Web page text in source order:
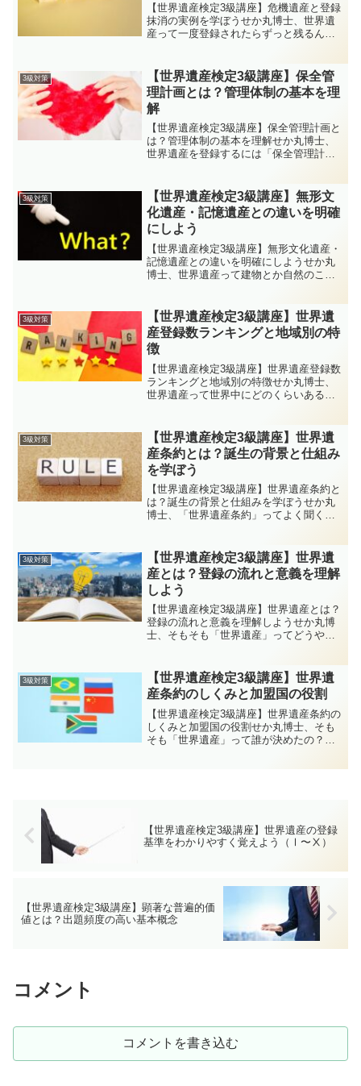
【世界遺産検定3級講座】危機遺産と登録
抹消の実例を学ぼうせか丸博士、世界遺
産って一度登録されたらずっと残るんだ
なこと本当にあるの？イクロム博士ある
んだよ。世界遺産は“登録...
3級対策
【世界遺産検定3級講座】保全管
理計画とは？管理体制の基本を理
解
【世界遺産検定3級講座】保全管理計画と
は？管理体制の基本を理解せか丸博士、
世界遺産を登録するには「保全管理計
ム博士とても良い質問だね。保全管理計
画は、世界遺産を長期的に...
3級対策
【世界遺産検定3級講座】無形文
化遺産・記憶遺産との違いを明確
にしよう
【世界遺産検定3級講座】無形文化遺産・
記憶遺産との違いを明確にしようせか丸
博士、世界遺産って建物とか自然のこと
よ。あれも同じ“世界遺産”なの？イクロム
博士いい質問だね、...
3級対策
【世界遺産検定3級講座】世界遺
産登録数ランキングと地域別の特
徴
【世界遺産検定3級講座】世界遺産登録数
ランキングと地域別の特徴せか丸博士、
世界遺産って世界中にどのくらいある
う？イクロム博士いいところに目をつけ
たね、せか丸。2025年...
3級対策
【世界遺産検定3級講座】世界遺
産条約とは？誕生の背景と仕組み
を学ぼう
【世界遺産検定3級講座】世界遺産条約と
は？誕生の背景と仕組みを学ぼうせか丸
博士、「世界遺産条約」ってよく聞くけ
士うん、とても大事な質問だね。世界遺
産条約は、「人類共通の...
3級対策
【世界遺産検定3級講座】世界遺
産とは？登録の流れと意義を理解
しよう
【世界遺産検定3級講座】世界遺産とは？
登録の流れと意義を理解しようせか丸博
士、そもそも「世界遺産」ってどうやっ
てさ。イクロム博士とても良い質問だ
ね。世界遺産は、ただ“有...
3級対策
【世界遺産検定3級講座】世界遺
産条約のしくみと加盟国の役割
【世界遺産検定3級講座】世界遺産条約の
しくみと加盟国の役割せか丸博士、そも
そも「世界遺産」って誰が決めたの？ユ
【世界遺産検定3級講座】世界遺産の登録
基準をわかりやすく覚えよう（Ⅰ〜Ⅹ）
【世界遺産検定3級講座】顕著な普遍的価
値とは？出題頻度の高い基本概念
コメント
コメントを書き込む